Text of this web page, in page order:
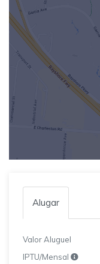
Alugar
Valor Aluguel
IPTU/Mensal